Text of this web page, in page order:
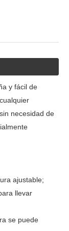
y fácil de
necesidad de
ajustable;
llevar
se puede